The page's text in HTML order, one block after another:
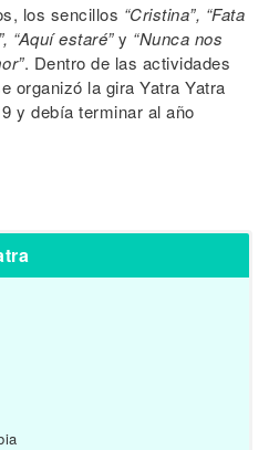
los sencillos “Cristina”, “Fata
“Aquí estaré”y “Nunca nos
. Dentro de las actividades
organizó la gira Yatra Yatra
y debía terminar al año